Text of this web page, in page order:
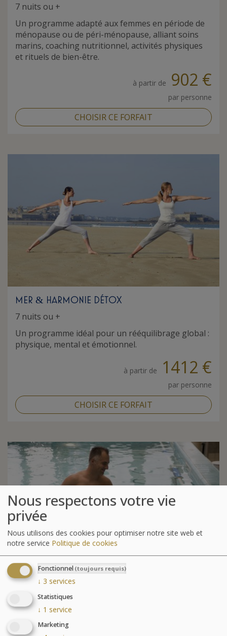
7 nuits ou +
Un programme adapté aux femmes en période de
ménopause ou de péri-ménopause, alliant soins
marins, coaching nutritionnel, activités physiques
et rituels de bien-être.
à partir de 902 €
par personne
CHOISIR CE FORFAIT
MER & HARMONIE DÉTOX
7 nuits ou +
Un programme idéal pour un rééquilibrage global :
physique, mental et émotionnel.
à partir de 1412 €
par personne
CHOISIR CE FORFAIT
& RÉÉDUCATION
7 nuits ou +
Idéal pour les pathologies ostéo-articulaires avec
une prise en charge personnalisée pour retrouver
Nous respectons votre vie
privée
Nous utilisons des cookies pour optimiser notre site web et
notre service Politique de cookies
Fonctionnel (toujours requis)
↓ 3 services
Statistiques
↓ 1 service
Marketing